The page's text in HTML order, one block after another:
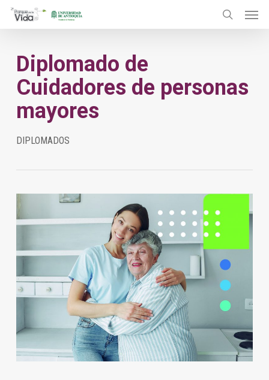
Skip
content
search
Diplomado de
Cuidadores de personas
mayores
DIPLOMADOS